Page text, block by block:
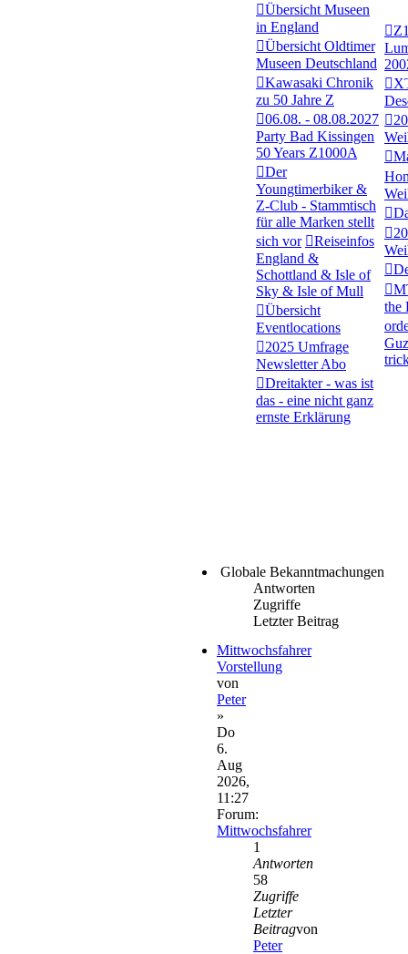
Übersicht Museen
in England
Übersicht Oldtimer
Museen Deutschland
Kawasaki Chronik
zu 50 Jahre Z
06.08. - 08.08.2027
Party Bad Kissingen
50 Years Z1000A
Der
Youngtimerbiker &
Z-Club - Stammtisch
für alle Marken stellt
sich vor
Reiseinfos
England &
Schottland & Isle of
Sky & Isle of Mull
Übersicht
Eventlocations
2025 Umfrage
Newsletter Abo
Dreitakter - was ist
das - eine nicht ganz
ernste Erklärung
the
Globale Bekanntmachungen
Antworten
Zugriffe
Letzter Beitrag
Mittwochsfahrer
Vorstellung
von
Peter
»
Do
6.
Aug
2026,
11:27
Forum:
Mittwochsfahrer
1
Antworten
58
Zugriffe
Letzter
Beitragvon
Peter